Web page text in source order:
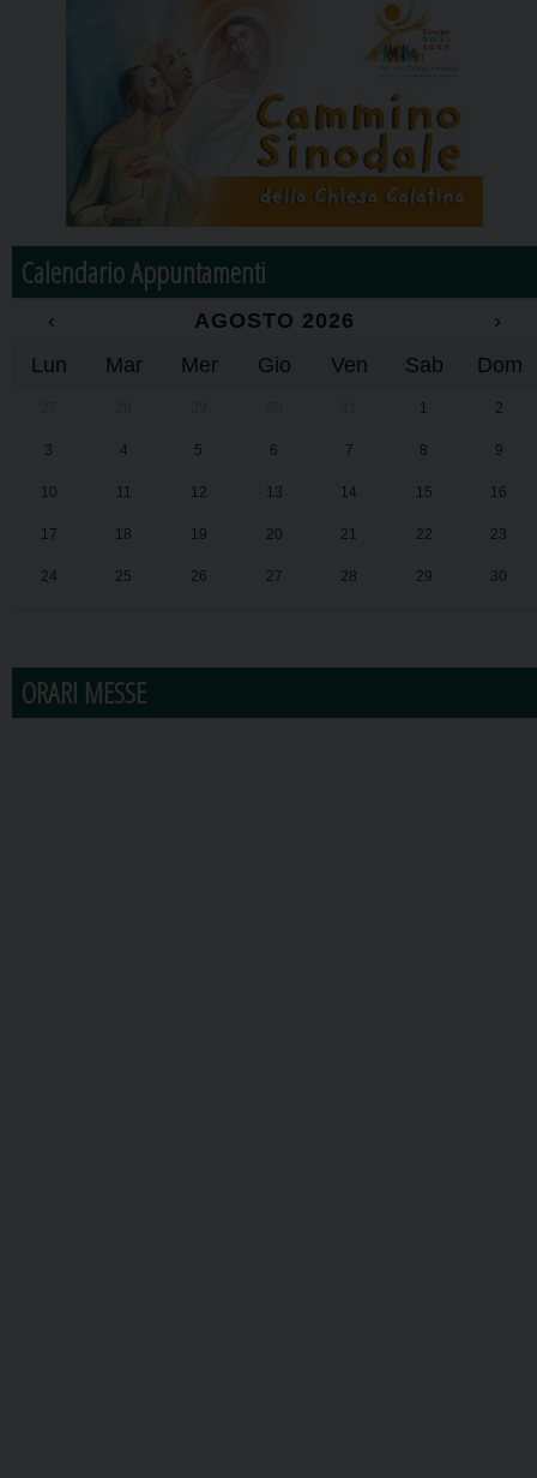
Calendario Appuntamenti
‹ AGOSTO 2026
›
Lun
Mar Mer Gio Ven Sab Dom
1 2
3 4 5 6 7 8 9
10 11 12 13 14 15 16
17 18 19 20 21 22 23
24 25 26 27 28 29 30
ORARI MESSE